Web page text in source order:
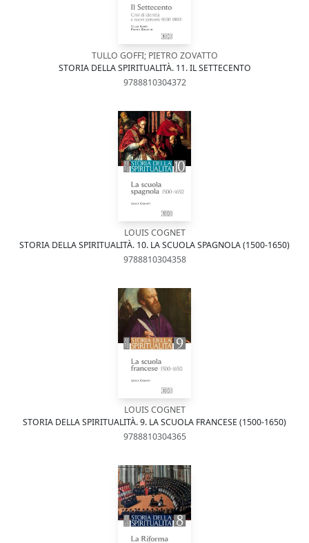
TULLO GOFFI; PIETRO ZOVATTO
STORIA DELLA SPIRITUALITÀ. 11. IL SETTECENTO
9788810304372
LOUIS COGNET
STORIA DELLA SPIRITUALITÀ. 10. LA SCUOLA SPAGNOLA (1500-1650)
9788810304358
LOUIS COGNET
STORIA DELLA SPIRITUALITÀ. 9. LA SCUOLA FRANCESE (1500-1650)
9788810304365